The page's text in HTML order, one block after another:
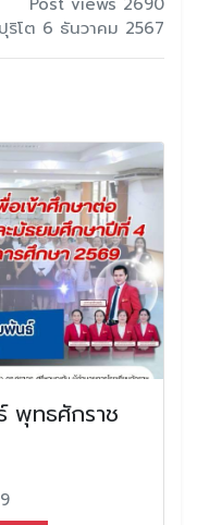
ริโต 6 ธันวาคม 2567
พุทธศักราช